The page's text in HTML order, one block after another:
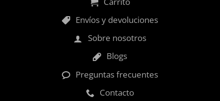
Envíos y devoluciones
Sobre nosotros
Blogs
Preguntas frecuentes
Contacto